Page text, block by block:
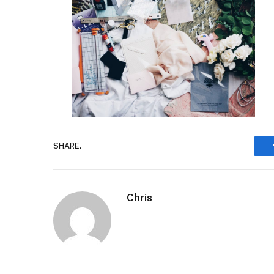
SHARE.
Chris